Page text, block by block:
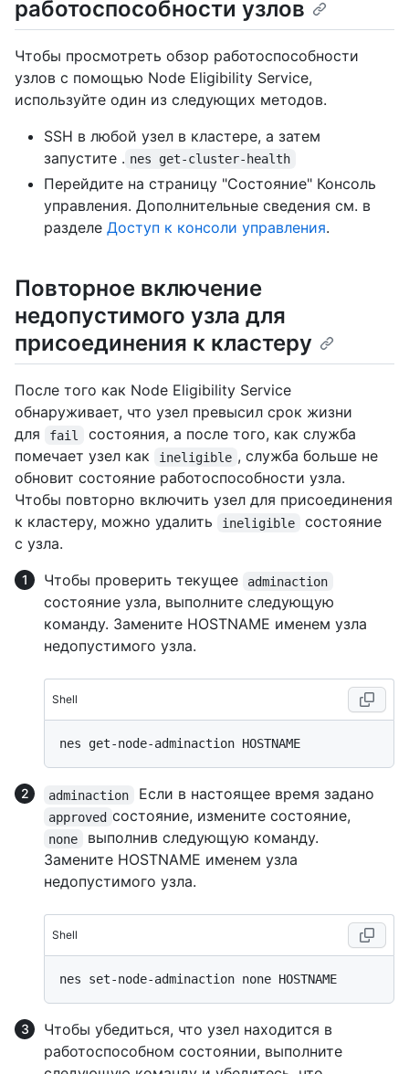
работоспособности узлов
Чтобы просмотреть обзор работоспособности
узлов с помощью Node Eligibility Service,
используйте один из следующих методов.
SSH в любой узел в кластере, а затем
запустите . nes get-cluster-health
Перейдите на страницу "Состояние" Консоль
управления. Дополнительные сведения см. в
разделе Доступ к консоли управления.
Повторное включение
недопустимого узла для
присоединения к кластеру
После того как Node Eligibility Service
обнаруживает, что узел превысил срок жизни
для
fail
состояния, а после того, как служба
помечает узел как
ineligible , служба больше не
обновит состояние работоспособности узла.
Чтобы повторно включить узел для присоединения
к кластеру, можно удалить
ineligible
состояние
с узла.
Чтобы проверить текущее
adminaction
состояние узла, выполните следующую
команду. Замените HOSTNAME именем узла
недопустимого узла.
Shell
adminaction Если в настоящее время задано
approved состояние, измените состояние,
none
выполнив следующую команду.
Замените HOSTNAME именем узла
недопустимого узла.
Shell
Чтобы убедиться, что узел находится в
работоспособном состоянии, выполните